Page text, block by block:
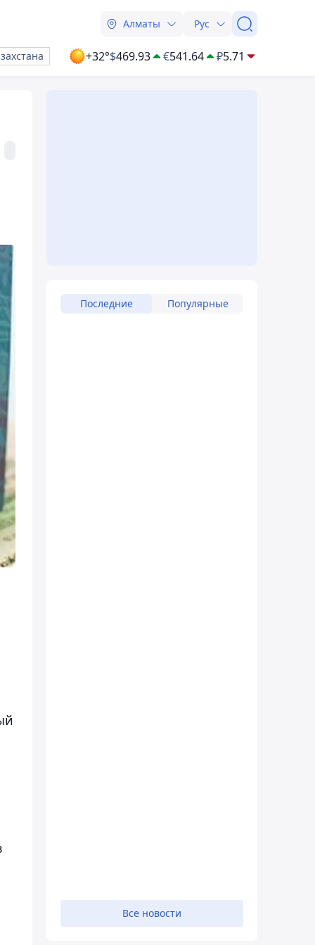
Алматы Рус
+32°$469.93 €541.64 ₽5.71
Последние Популярные
Все новости